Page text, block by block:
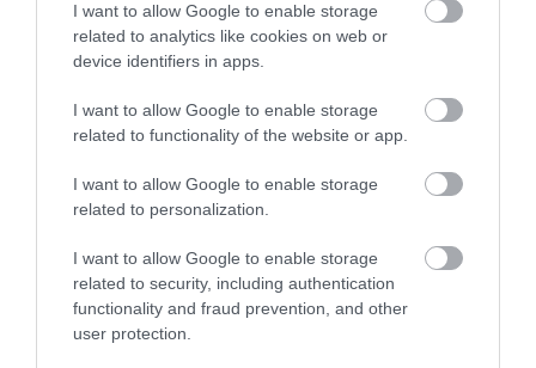
I want to allow Google to enable storage
related to analytics like cookies on web or
device identifiers in apps.
I want to allow Google to enable storage
related to functionality of the website or app.
I want to allow Google to enable storage
related to personalization.
I want to allow Google to enable storage
related to security, including authentication
functionality and fraud prevention, and other
user protection.
Mr. Robot (2015–2019)
Sam Esmail
sötét víziója a digitális korszakban
kialakult magányosság sorozata. A